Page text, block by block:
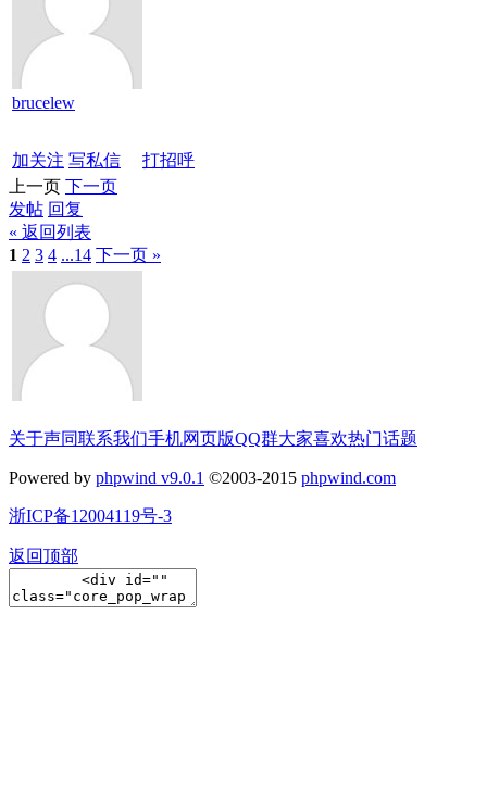
brucelew
加关注 写私信
打招呼
上一页 下一页
发帖 回复
« 返回列表
1 2 3 4 ...14 下一页 »
关于声同联系我们手机网页版QQ群大家喜欢热门话题
Powered by phpwind v9.0.1 ©2003-2015 phpwind.com
浙ICP备12004119号-3
返回顶部